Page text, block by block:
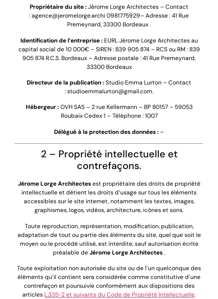
Propriétaire du site :Jérome Lorge Architectes– Contact
:agence@jeromelorge.archi 0981775929– Adresse :41 Rue
Premeynard, 33300 Bordeaux.
Identification de l’entreprise : EURL Jérome Lorge Architectes au
capital social de 10 000€ – SIREN : 839 905 874 – RCS ou RM : 839
905 874 R.C.S. Bordeaux– Adresse postale :41 Rue Premeynard,
33300 Bordeaux
Directeur de la publication :Studio Emma Lurton– Contact
:studioemmalurton@gmail.com.
Hébergeur : OVH SAS – 2 rue Kellermann – BP 80157 – 59053
Roubaix Cedex 1 – Téléphone : 1007
Délégué à la protection des données :–
2 – Propriété intellectuelle et
contrefaçons.
Jérome Lorge Architectes est propriétaire des droits de propriété
intellectuelle et détient les droits d’usage sur tous les éléments
accessibles sur le site internet, notamment les textes, images,
graphismes, logos, vidéos, architecture, icônes et sons.
Toute reproduction, représentation, modification, publication,
adaptation de tout ou partie des éléments du site, quel que soit le
moyen ou le procédé utilisé, est interdite, sauf autorisation écrite
préalable deJérome Lorge Architectes.
Toute exploitation non autorisée du site ou de l’un quelconque des
éléments qu’il contient sera considérée comme constitutive d’une
contrefaçon et poursuivie conformément aux dispositions des
articles L.335-2 et suivants du Code de Propriété Intellectuelle.